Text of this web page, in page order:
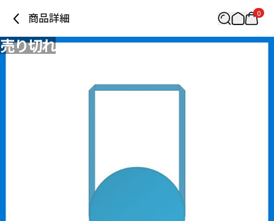
商品詳細 0
売り切れ